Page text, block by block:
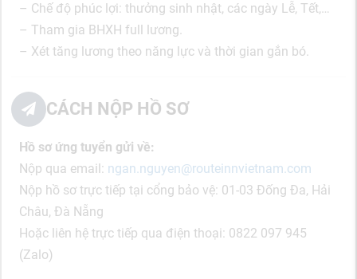
– Chế độ phúc lợi: thưởng sinh nhật, các ngày Lễ, Tết,…
– Tham gia BHXH full lương.
– Xét tăng lương theo năng lực và thời gian gắn bó.
CÁCH NỘP HỒ SƠ
Hồ sơ ứng tuyển gửi về:
Nộp qua email: ngan.nguyen@routeinnvietnam.com
Nộp hồ sơ trực tiếp tại cổng bảo vệ: 01-03 Đống Đa, Hải
Châu, Đà Nẵng
Hoặc liên hệ trực tiếp qua điện thoại: 0822 097 945
(Zalo)